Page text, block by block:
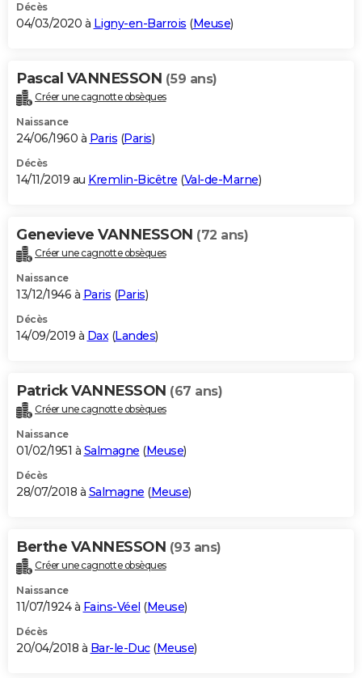
Décès
04/03/2020 à Ligny-en-Barrois (Meuse)
Pascal VANNESSON (59 ans)
Créer une cagnotte obsèques
Naissance
24/06/1960 à Paris (Paris)
Décès
14/11/2019 au Kremlin-Bicêtre (Val-de-Marne)
Genevieve VANNESSON (72 ans)
Créer une cagnotte obsèques
Naissance
13/12/1946 à Paris (Paris)
Décès
14/09/2019 à Dax(Landes)
Patrick VANNESSON (67 ans)
Créer une cagnotte obsèques
Naissance
01/02/1951 à Salmagne (Meuse)
Décès
28/07/2018 à Salmagne (Meuse)
Berthe VANNESSON (93 ans)
Créer une cagnotte obsèques
Naissance
11/07/1924 à Fains-Véel (Meuse)
Décès
20/04/2018 à Bar-le-Duc(Meuse)